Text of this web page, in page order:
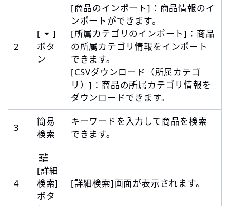
2
[
]
ボタ
ン
[商品のインポート]：商品情報のイ
ンポートができます。
[所属カテゴリのインポート]：商品
の所属カテゴリ情報をインポート
できます。
[CSVダウンロード（所属カテゴ
リ）]：商品の所属カテゴリ情報を
ダウンロードできます。
3
簡易
検索
キーワードを入力して商品を検索
できます。
4
[詳細
検索]
ボタ
[詳細検索]画面が表示されます。